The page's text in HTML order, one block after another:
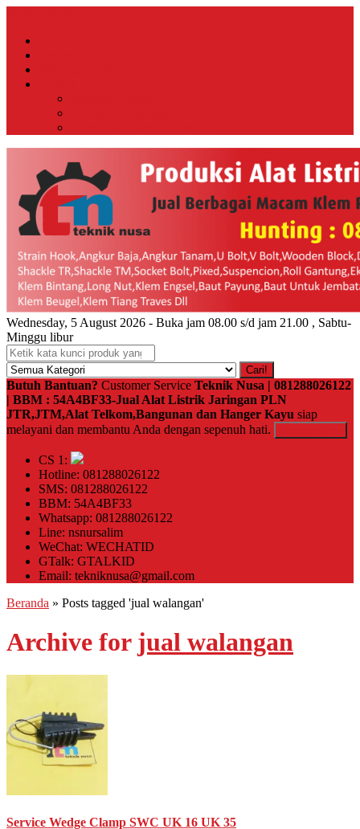
Wednesday, 5 August 2026 - Buka jam 08.00 s/d jam 21.00 , Sabtu-
Minggu libur
Cari!
Butuh Bantuan? Customer Service Teknik Nusa | 081288026122
| BBM : 54A4BF33-Jual Alat Listrik Jaringan PLN
JTR,JTM,Alat Telkom,Bangunan dan Hanger Kayu siap
melayani dan membantu Anda dengan sepenuh hati.
CS 1:
Hotline: 081288026122
SMS: 081288026122
BBM: 54A4BF33
Whatsapp: 081288026122
Line: nsnursalim
WeChat: WECHATID
GTalk: GTALKID
Email: tekniknusa@gmail.com
Beranda » Posts tagged 'jual walangan'
Archive for jual walangan
Service Wedge Clamp SWC UK 16 UK 35